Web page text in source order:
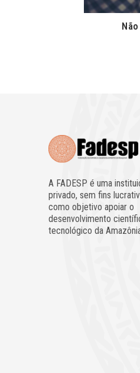
A FADESP é uma
privado, sem fins
como objetivo apoiar o
desenvolvimento
tecnológico da